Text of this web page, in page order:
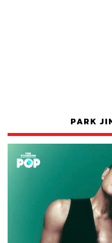
PARK